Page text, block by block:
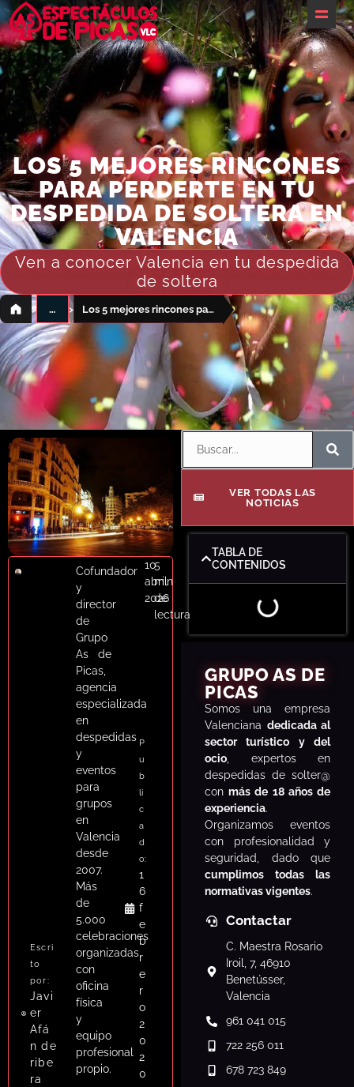
Inicio
¿Te ayudamos?
Packs despedidas
Barcos
Restaurantes
Actividades
Alojamientos & Espacios
Servicios
Eventos
Despedidas
Blog de Notícias
Respuesta rápida ·
Contáctanos
LOS 5 MEJORES RINCONES
PARA PERDERTE EN TU
DESPEDIDA DE SOLTERA EN
VALENCIA
Ven a conocer Valencia en tu despedida
de soltera
› … › Los 5 mejores rincones para perderte en tu despedida de soltera en Valencia
Escri
to
por:
Javi
er
Afá
n de
ribe
ra
Cofundador
y
director
de
Grupo
As de
Picas,
agencia
especializada
en
despedidas
y
eventos
para
grupos
en
Valencia
desde
2007.
Más
de
5.000
celebraciones
organizadas
con
oficina
física
y
equipo
profesional
propio.
P
u
b
li
c
a
d
o:
1
6
f
e
b
r
e
r
o
2
0
2
0
10
abril
2026
5
min
de
lectura
VER TODAS LAS
NOTICIAS
TABLA DE
CONTENIDOS
GRUPO AS DE
PICAS
Somos una empresa
Valenciana dedicada al
sector turístico y del
ocio , expertos en
despedidas de solter@
conmás de 18 años de
experiencia.
Organizamos eventos
con profesionalidad y
seguridad, dado que
cumplimos todas las
normativas vigentes.
Contactar
C. Maestra Rosario
Iroil, 7, 46910
Benetússer,
Valencia
961 041 015
722 256 011
678 723 849